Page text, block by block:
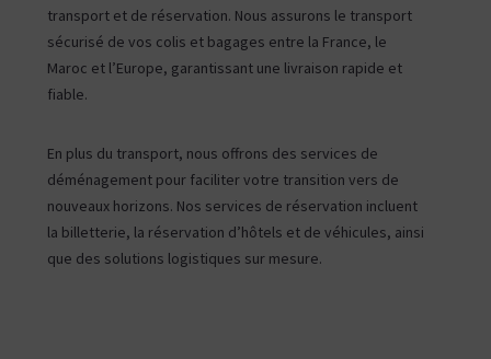
transport et de réservation. Nous assurons le transport
sécurisé de vos colis et bagages entre la France, le
Maroc et l’Europe, garantissant une livraison rapide et
fiable.
En plus du transport, nous offrons des services de
déménagement pour faciliter votre transition vers de
nouveaux horizons. Nos services de réservation incluent
la billetterie, la réservation d’hôtels et de véhicules, ainsi
que des solutions logistiques sur mesure.